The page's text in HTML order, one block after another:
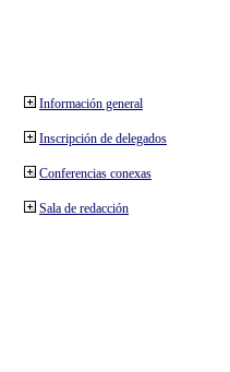
Información general
Inscripción de delegados
Conferencias conexas
Sala de redacción